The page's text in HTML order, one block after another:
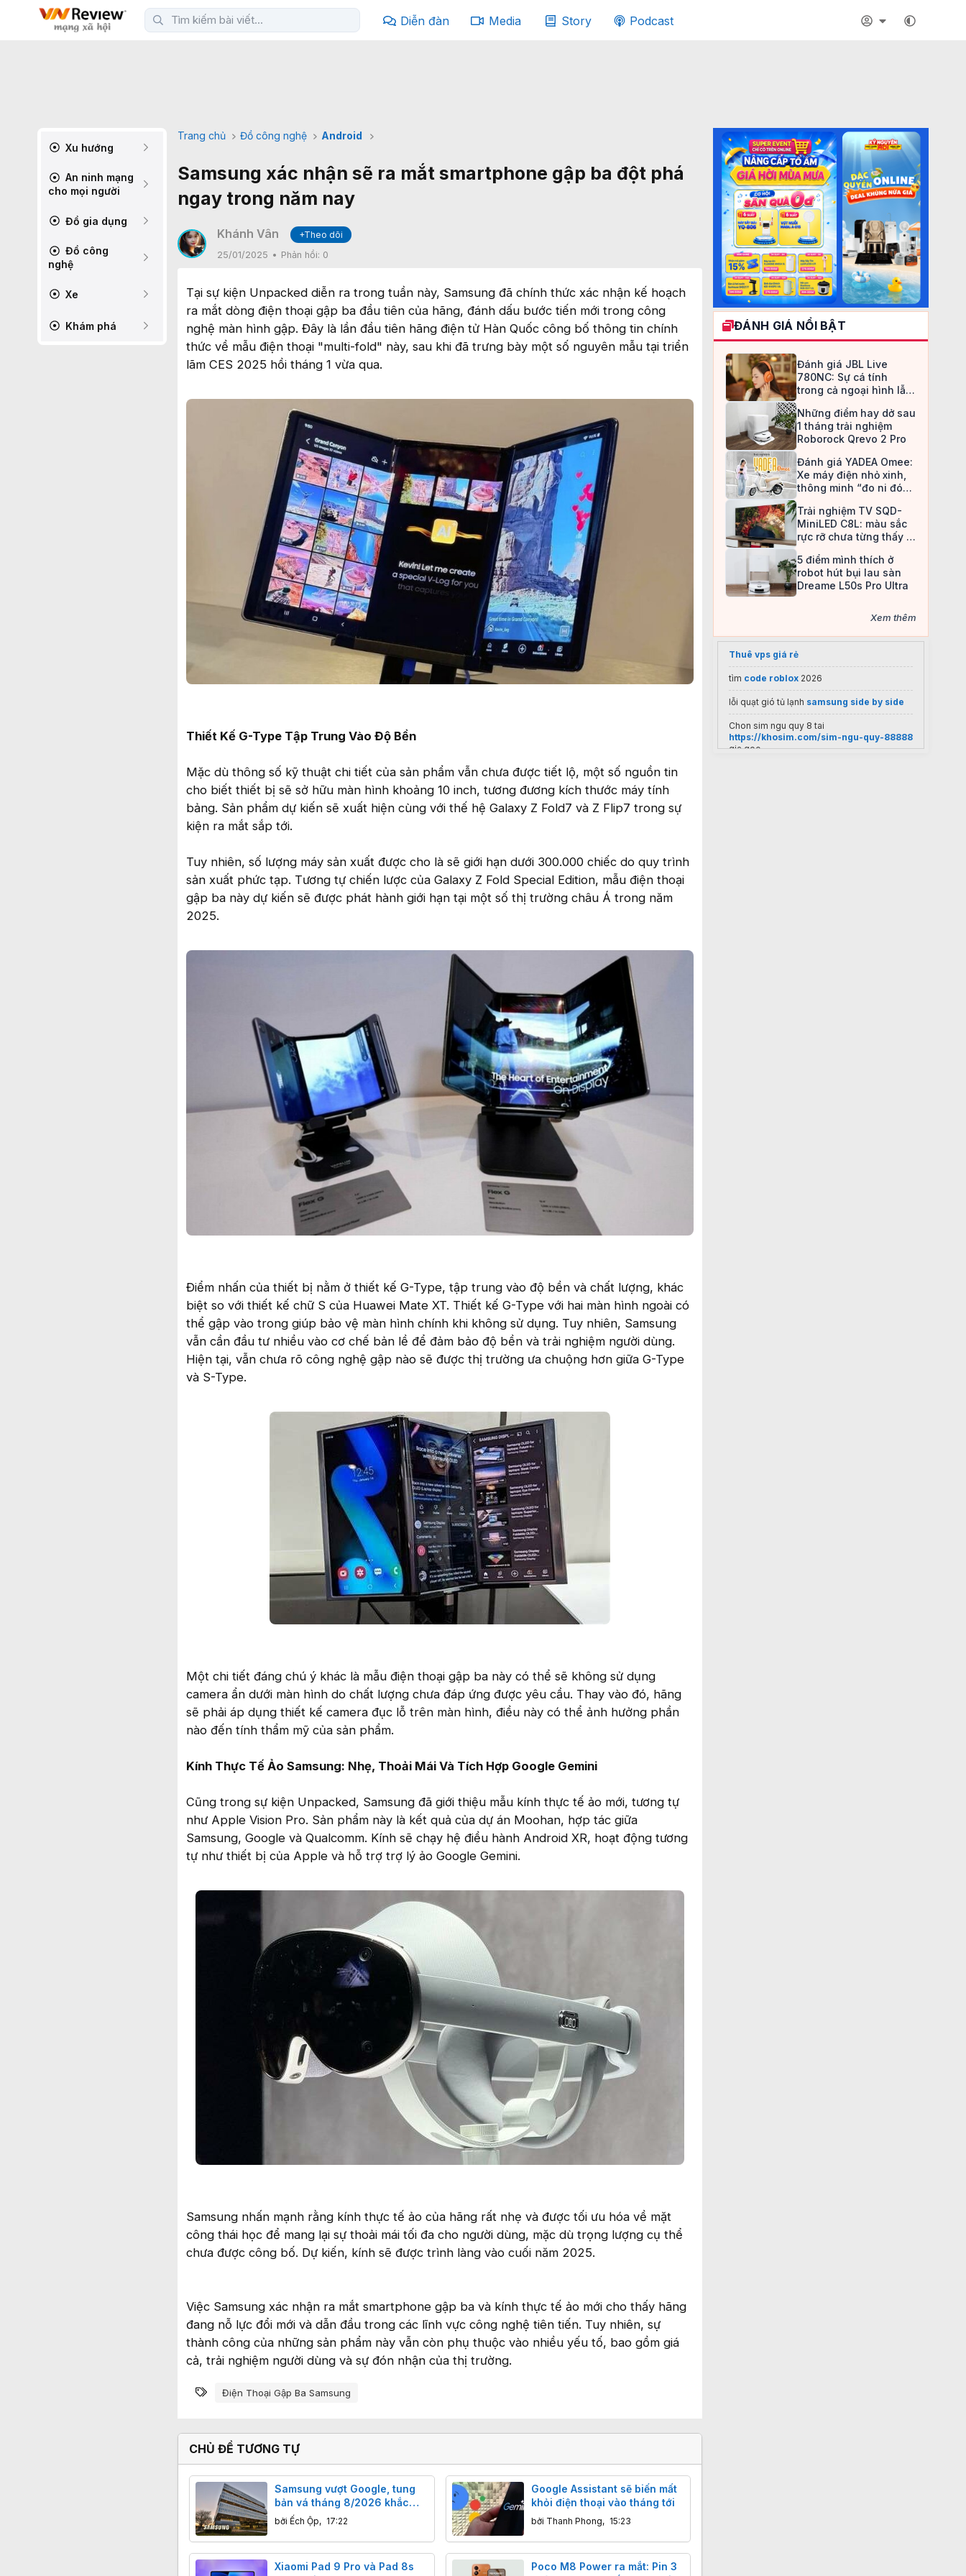
Diễn đàn Media Story Podcast
Xu hướng
An ninh mạng
cho mọi người
Đồ gia dụng
Đồ công
nghệ
Xe
Khám phá
Trang chủ Đồ công nghệ Android
Samsung xác nhận sẽ ra mắt smartphone gập ba đột phá
ngay trong năm nay
Khánh Vân
+Theo dõi
25/01/2025
Phản hồi: 0
Tại sự kiện Unpacked diễn ra trong tuần này, Samsung đã chính thức xác nhận kế hoạch
ra mắt dòng điện thoại gập ba đầu tiên của hãng, đánh dấu bước tiến mới trong công
nghệ màn hình gập. Đây là lần đầu tiên hãng điện tử Hàn Quốc công bố thông tin chính
thức về mẫu điện thoại "multi-fold" này, sau khi đã trưng bày một số nguyên mẫu tại triển
lãm CES 2025 hồi tháng 1 vừa qua.
Thiết Kế G-Type Tập Trung Vào Độ Bền
Mặc dù thông số kỹ thuật chi tiết của sản phẩm vẫn chưa được tiết lộ, một số nguồn tin
cho biết thiết bị sẽ sở hữu màn hình khoảng 10 inch, tương đương kích thước máy tính
bảng. Sản phẩm dự kiến sẽ xuất hiện cùng với thế hệ Galaxy Z Fold7 và Z Flip7 trong sự
kiện ra mắt sắp tới.
Tuy nhiên, số lượng máy sản xuất được cho là sẽ giới hạn dưới 300.000 chiếc do quy trình
sản xuất phức tạp. Tương tự chiến lược của Galaxy Z Fold Special Edition, mẫu điện thoại
gập ba này dự kiến sẽ được phát hành giới hạn tại một số thị trường châu Á trong năm
2025.
Điểm nhấn của thiết bị nằm ở thiết kế G-Type, tập trung vào độ bền và chất lượng, khác
biệt so với thiết kế chữ S của Huawei Mate XT. Thiết kế G-Type với hai màn hình ngoài có
thể gập vào trong giúp bảo vệ màn hình chính khi không sử dụng. Tuy nhiên, Samsung
vẫn cần đầu tư nhiều vào cơ chế bản lề để đảm bảo độ bền và trải nghiệm người dùng.
Hiện tại, vẫn chưa rõ công nghệ gập nào sẽ được thị trường ưa chuộng hơn giữa G-Type
và S-Type.
Một chi tiết đáng chú ý khác là mẫu điện thoại gập ba này có thể sẽ không sử dụng
camera ẩn dưới màn hình do chất lượng chưa đáp ứng được yêu cầu. Thay vào đó, hãng
sẽ phải áp dụng thiết kế camera đục lỗ trên màn hình, điều này có thể ảnh hưởng phần
nào đến tính thẩm mỹ của sản phẩm.
Kính Thực Tế Ảo Samsung: Nhẹ, Thoải Mái Và Tích Hợp Google Gemini
Cũng trong sự kiện Unpacked, Samsung đã giới thiệu mẫu kính thực tế ảo mới, tương tự
như Apple Vision Pro. Sản phẩm này là kết quả của dự án Moohan, hợp tác giữa
Samsung, Google và Qualcomm. Kính sẽ chạy hệ điều hành Android XR, hoạt động tương
tự như thiết bị của Apple và hỗ trợ trợ lý ảo Google Gemini.
Samsung nhấn mạnh rằng kính thực tế ảo của hãng rất nhẹ và được tối ưu hóa về mặt
công thái học để mang lại sự thoải mái tối đa cho người dùng, mặc dù trọng lượng cụ thể
chưa được công bố. Dự kiến, kính sẽ được trình làng vào cuối năm 2025.
Việc Samsung xác nhận ra mắt smartphone gập ba và kính thực tế ảo mới cho thấy hãng
đang nỗ lực đổi mới và dẫn đầu trong các lĩnh vực công nghệ tiên tiến. Tuy nhiên, sự
thành công của những sản phẩm này vẫn còn phụ thuộc vào nhiều yếu tố, bao gồm giá
cả, trải nghiệm người dùng và sự đón nhận của thị trường.
Từ khóa
Điện Thoại Gập Ba Samsung
CHỦ ĐỀ TƯƠNG TỰ
Samsung vượt Google, tung
bản vá tháng 8/2026 khắc
phục 56 lỗ hổng bảo mật trên
Galaxy.
bởi Ếch Ộp, 17:22
Google Assistant sẽ biến mất
khỏi điện thoại vào tháng tới
bởi Thanh Phong, 15:23
Xiaomi Pad 9 Pro và Pad 8s
Poco M8 Power ra mắt: Pin 3
ĐÁNH GIÁ NỔI BẬT
Đánh giá JBL Live
780NC: Sự cá tính
trong cả ngoại hình lẫn
Những điểm hay dở sau
1 tháng trải nghiệm
Roborock Qrevo 2 Pro
Đánh giá YADEA Omee:
Xe máy điện nhỏ xinh,
thông minh “đo ni đóng
Trải nghiệm TV SQD-
MiniLED C8L: màu sắc
rực rỡ chưa từng thấy ở
5 điểm mình thích ở
robot hút bụi lau sàn
Dreame L50s Pro Ultra
Xem thêm
Thuê vps giá rẻ
tìm code roblox 2026
lỗi quạt gió tủ lạnh samsung side by side
Chon sim ngu quy 8 tai
https://khosim.com/sim-ngu-quy-88888
gia goc